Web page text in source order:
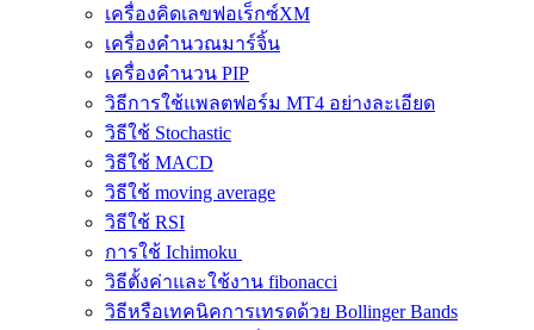
เครื่องคิดเลขฟอเร็กซ์XM
เครื่องคำนวณมาร์จิ้น
เครื่องคำนวน PIP
วิธีการใช้แพลตฟอร์ม MT4 อย่างละเอียด
วิธีใช้ Stochastic
วิธีใช้ MACD
วิธีใช้ moving average
วิธีใช้ RSI
การใช้ Ichimoku
วิธีตั้งค่าและใช้งาน fibonacci
วิธีหรือเทคนิคการเทรดด้วย Bollinger Bands